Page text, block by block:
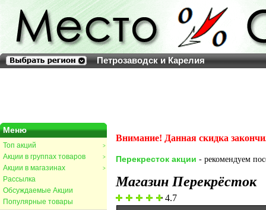
Петрозаводск и Карелия
Меню
>
Топ акций
>
Акции в группах товаров
>
Акции в магазинах
Рассылка
Обсуждаемые Акции
Популярные товары
Внимание! Данная скидка
Перекресток акции - рекомендуем
Магазин Перекрёсток
4.7